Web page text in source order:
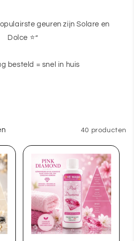
geuren zijn Solare en
Dolce ⭐”
besteld = snel in huis
40 producten